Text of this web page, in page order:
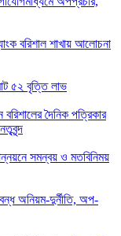
বরিশাল শাখায় আলোচনা
৫২ বৃত্তি লাভ
দৈনিক পত্রিকার
সমন্বয় ও মতবিনিময়
অনিয়ম-দুর্নীতি, অপ-